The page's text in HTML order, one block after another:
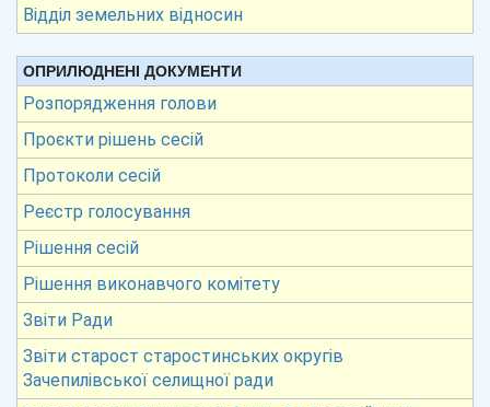
Відділ земельних відносин
ОПРИЛЮДНЕНІ ДОКУМЕНТИ
Розпорядження голови
Проєкти рішень сесій
Протоколи сесій
Реєстр голосування
Рішення сесій
Рішення виконавчого комітету
Звіти Ради
Звіти старост старостинських округів
Зачепилівської селищної ради